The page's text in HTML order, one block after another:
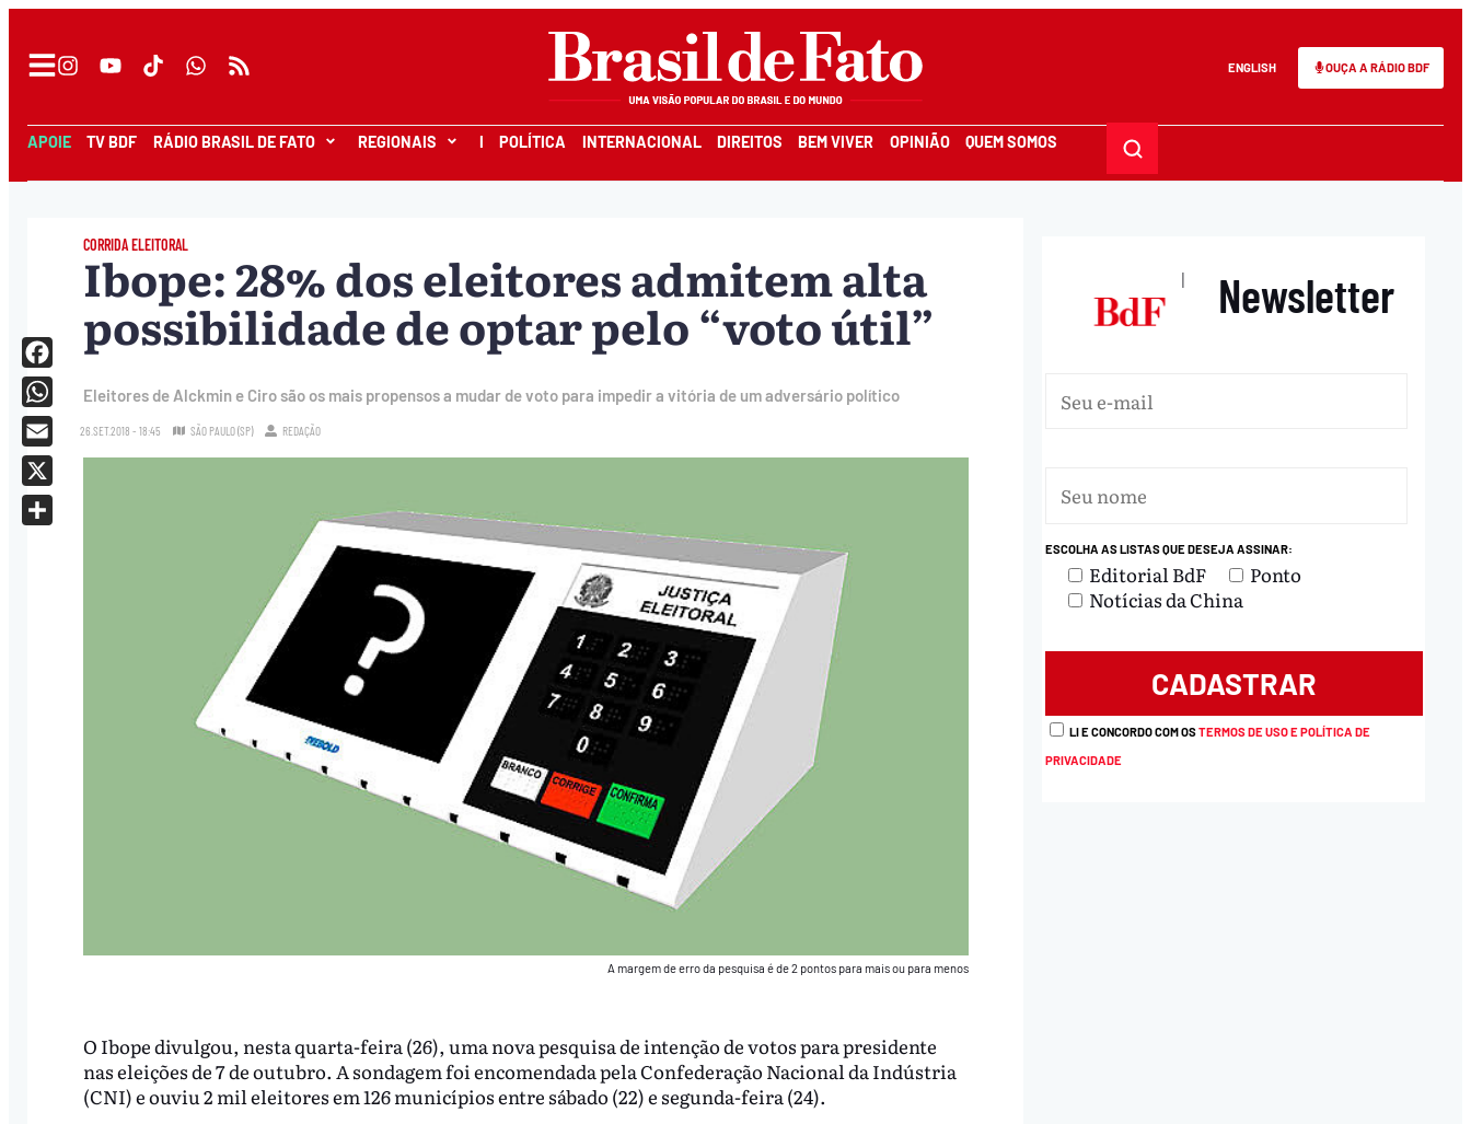
ENGLISH OUÇA A RÁDIO BDF
APOIE TV BDF RÁDIO BRASIL DE FATO REGIONAIS I POLÍTICA INTERNACIONAL DIREITOS BEM VIVER OPINIÃO QUEM SOMOS
CORRIDA ELEITORAL
Ibope: 28% dos eleitores admitem alta
possibilidade de optar pelo “voto útil”
Eleitores de Alckmin e Ciro são os mais propensos a mudar de voto para impedir a vitória de um adversário político
26.SET.2018 - 18:45 SÃO PAULO (SP) REDAÇÃO
A margem de erro da pesquisa é de 2 pontos para mais ou para menos
O Ibope divulgou, nesta quarta-feira (26), uma nova pesquisa de intenção de votos para presidente
nas eleições de 7 de outubro. A sondagem foi encomendada pela Confederação Nacional da Indústria
(CNI) e ouviu 2 mil eleitores em 126 municípios entre sábado (22) e segunda-feira (24).
Facebook
WhatsApp
Email
X
| Newsletter
ESCOLHA AS LISTAS QUE DESEJA ASSINAR:
Editorial BdF
Ponto
Notícias da China
LI E CONCORDO COM OSTERMOS DE USO E POLÍTICA DE
PRIVACIDADE